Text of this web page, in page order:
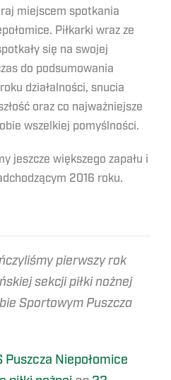
miejscem spotkania
Piłkarki wraz ze
się na swojej
do podsumowania
działalności, snucia
oraz co najważniejsze
wszelkiej pomyślności.
jeszcze większego zapału i
2016 roku.
pierwszy rok
sekcji piłki nożnej
Sportowym Puszcza
Puszcza Niepołomice